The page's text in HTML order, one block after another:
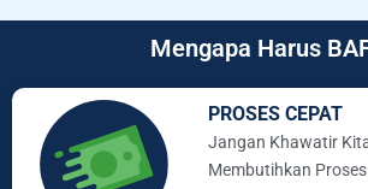
Mengapa Harus
PROSES CEPAT
Jangan Khawatir
Membutihkan